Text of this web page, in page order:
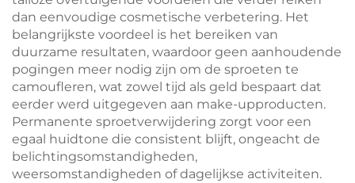
dan eenvoudige cosmetische verbetering. Het
belangrijkste voordeel is het bereiken van
duurzame resultaten, waardoor geen aanhoudende
pogingen meer nodig zijn om de sproeten te
camoufleren, wat zowel tijd als geld bespaart dat
eerder werd uitgegeven aan make-upproducten.
Permanente sproetverwijdering zorgt voor een
egaal huidtone die consistent blijft, ongeacht de
belichtingsomstandigheden,
weersomstandigheden of dagelijkse activiteiten.